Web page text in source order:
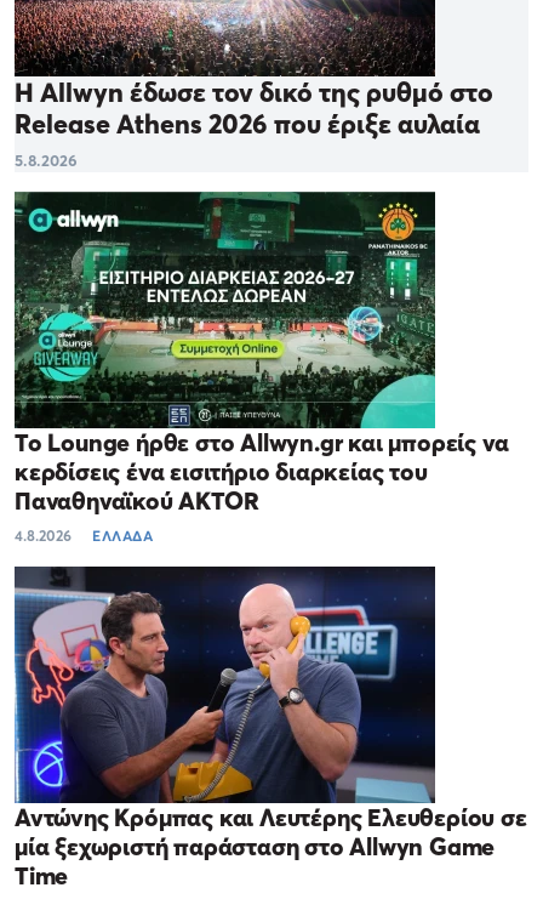
Η Allwyn έδωσε τον δικό της ρυθμό στο
Release Athens 2026 που έριξε αυλαία
5.8.2026
Το Lounge ήρθε στο Allwyn.gr και μπορείς να
κερδίσεις ένα εισιτήριο διαρκείας του
Παναθηναϊκού AKTOR
4.8.2026 ΕΛΛΑΔΑ
Αντώνης Κρόμπας και Λευτέρης Ελευθερίου σε
μία ξεχωριστή παράσταση στο Allwyn Game
Time